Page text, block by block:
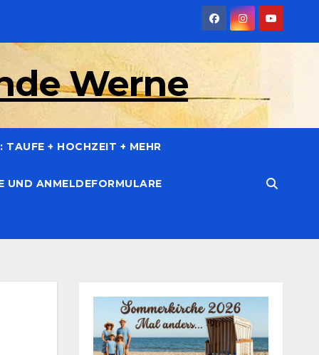
Werne
TAUFE + HOCHZEIT + MEHR
UND ANMELDEFORMULARE